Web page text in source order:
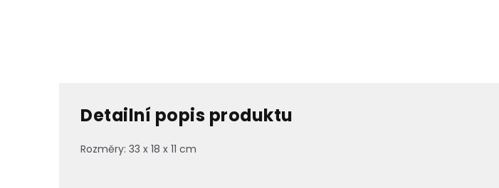
Detailní popis produktu
Rozměry: 33 x 18 x 11 cm